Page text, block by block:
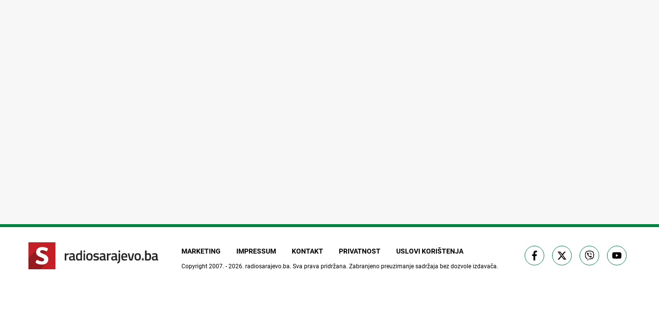
MARKETING IMPRESSUM KONTAKT PRIVATNOST USLOVI KORIŠTENJA
Copyright 2007. - 2026. radiosarajevo.ba. Sva prava pridržana. Zabranjeno preuzimanje sadržaja bez dozvole izdavača.